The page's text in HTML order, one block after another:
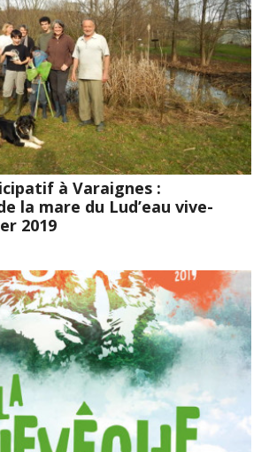
à Varaignes :
la mare du Lud’eau vive-
2019